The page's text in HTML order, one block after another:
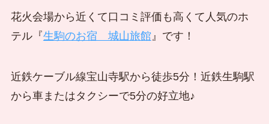
花火会場から近くて口コミ評価も高くて人気のホ
テル『生駒のお宿 城山旅館』です！
近鉄ケーブル線宝山寺駅から徒歩5分！近鉄生駒駅
から車またはタクシーで5分の好立地♪